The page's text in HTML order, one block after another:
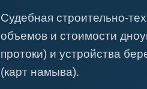
Судебная строительно-
объемов и стоимости
протоки) и устройства
(карт намыва).